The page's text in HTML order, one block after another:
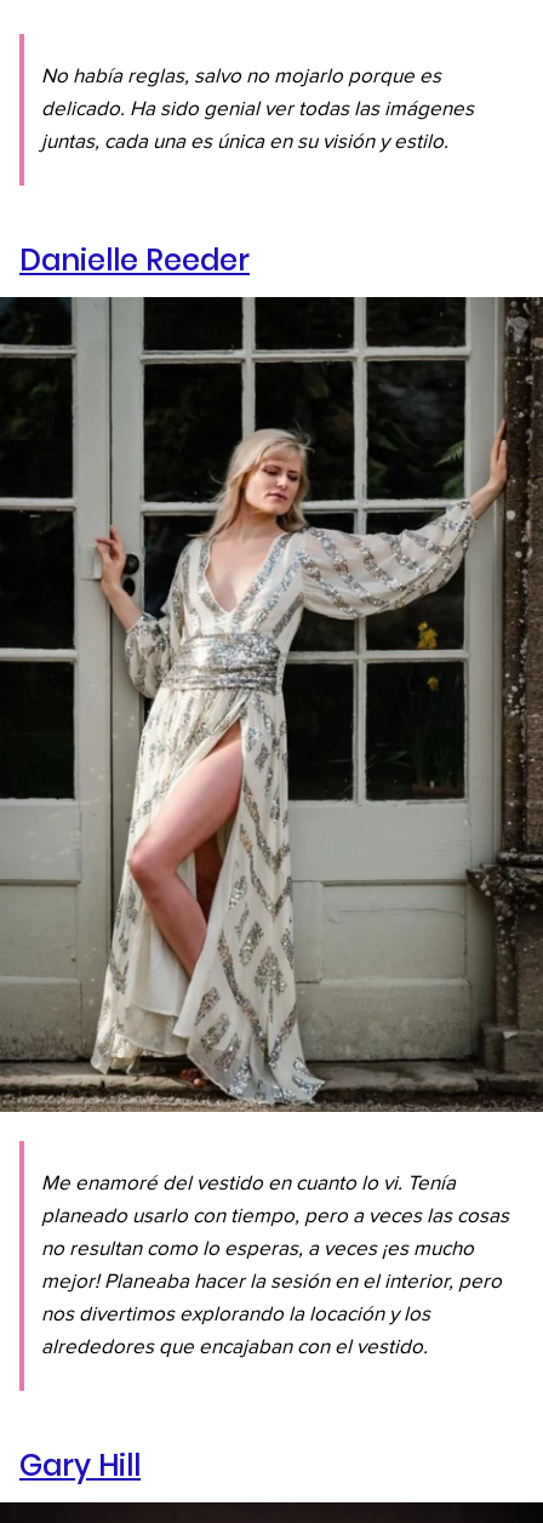
No había reglas, salvo no mojarlo porque es
delicado. Ha sido genial ver todas las imágenes
juntas, cada una es única en su visión y estilo.
Danielle Reeder
Me enamoré del vestido en cuanto lo vi. Tenía
planeado usarlo con tiempo, pero a veces las cosas
no resultan como lo esperas, a veces ¡es mucho
mejor! Planeaba hacer la sesión en el interior, pero
nos divertimos explorando la locación y los
alrededores que encajaban con el vestido.
Gary Hill